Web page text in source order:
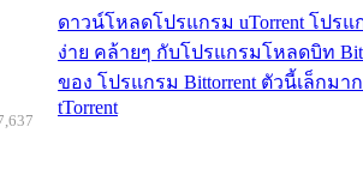
ดาวน์โหลดโปรแกรม uTorrent โปรแ
ง่าย คล้ายๆ กับโปรแกรมโหลดบิท
ของ โปรแกรม Bittorrent ตัวนี้เล็กมา
tTorrent